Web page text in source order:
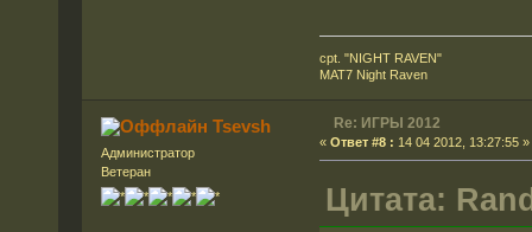
cpt. "NIGHT RAVEN"
MAT7 Night Raven
Tsevsh
Администратор
Ветеран
Re: ИГРЫ 2012
« Ответ #8 : 14 04 2012, 13:27:55 »
Цитата: